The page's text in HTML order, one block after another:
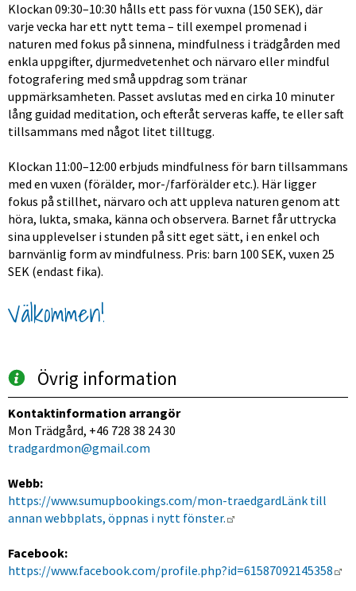
Klockan 09:30–10:30 hålls ett pass för vuxna (150 SEK), där
varje vecka har ett nytt tema – till exempel promenad i
naturen med fokus på sinnena, mindfulness i trädgården med
enkla uppgifter, djurmedvetenhet och närvaro eller mindful
fotografering med små uppdrag som tränar
uppmärksamheten. Passet avslutas med en cirka 10 minuter
lång guidad meditation, och efteråt serveras kaffe, te eller saft
tillsammans med något litet tilltugg.
Klockan 11:00–12:00 erbjuds mindfulness för barn tillsammans
med en vuxen (förälder, mor-/farförälder etc.). Här ligger
fokus på stillhet, närvaro och att uppleva naturen genom att
höra, lukta, smaka, känna och observera. Barnet får uttrycka
sina upplevelser i stunden på sitt eget sätt, i en enkel och
barnvänlig form av mindfulness. Pris: barn 100 SEK, vuxen 25
SEK (endast fika).
Välkommen!
Övrig information
Kontaktinformation arrangör
Mon Trädgård, +46 728 38 24 30
tradgardmon@gmail.com
Webb:
https://www.sumupbookings.com/mon-traedgardLänk till
annan webbplats, öppnas i nytt fönster.
Facebook:
https://www.facebook.com/profile.php?id=61587092145358